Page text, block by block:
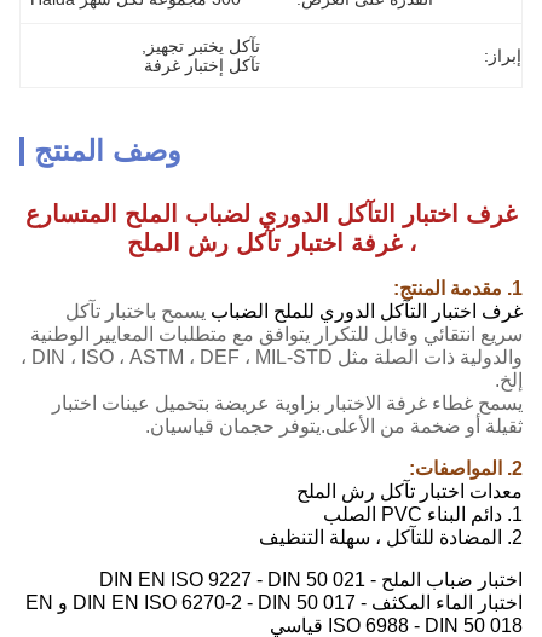
إبراز: تآكل يختبر تجهيز
تآكل إختبار غرفة
وصف المنتج
غرف اختبار التآكل الدوري لضباب الملح المتسارع
، غرفة اختبار تآكل رش الملح
1. مقدمة المنتج:
غرف اختبار التآكل الدوري للملح الضباب يسمح باختبار تآكل
سريع انتقائي وقابل للتكرار يتوافق مع متطلبات المعايير الوطنية
والدولية ذات الصلة مثل DIN ، ISO ، ASTM ، DEF ، MIL-STD ،
إلخ.
يسمح غطاء غرفة الاختبار بزاوية عريضة بتحميل عينات اختبار
ثقيلة أو ضخمة من الأعلى.يتوفر حجمان قياسيان.
2. المواصفات:
معدات اختبار تآكل رش الملح
1. دائم البناء PVC الصلب
2. المضادة للتآكل ، سهلة التنظيف
اختبار ضباب الملح - DIN EN ISO 9227 - DIN 50 021
اختبار الماء المكثف - DIN EN ISO 6270-2 - DIN 50 017 و EN
ISO 6988 - DIN 50 018 قياسي